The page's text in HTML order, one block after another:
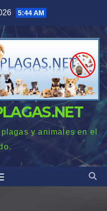
5:44 AM
y animales en el